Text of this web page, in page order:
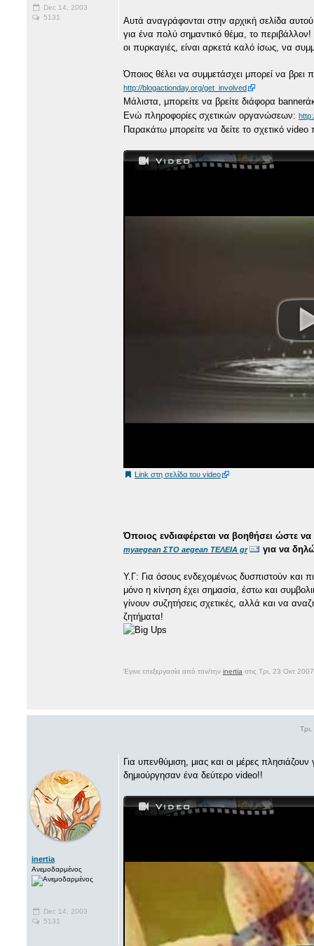
Dec 14, 2003
5131
Αυτά αναγράφονται στην αρχική σελίδα
για ένα πολύ σημαντικό θέμα, το
οι πυρκαγιές, είναι αρκετά καλό ίσως, να
Όποιος θέλει να συμμετάσχει μπορεί να βρει
http://blogactionday.org/get_involved
Μάλιστα, μπορείτε να βρείτε διάφορα
Ενώ πληροφορίες σχετικών οργανώσεων:
Παρακάτω μπορείτε να δείτε το σχετικό
Link στη σελίδα του video
Όποιος ενδιαφέρεται να βοηθήσει ώστε
myaegean ΣΤΟ aegean ΤΕΛΕΙΑ gr για να
Υ.Γ: Για όσους ενδεχομένως δυσπιστούν και
μόνο η κίνηση έχει σημασία, έστω και
γίνουν συζητήσεις σχετικές, αλλά και να
ζητήματα!
Έγινε επεξεργασία από τον/την inertia στις Τρι, 23 Οκτ
inertia
Ανεμοδαρμένος
Dec 14, 2003
5131
Για υπενθύμιση, μιας και οι μέρες
δημιούργησαν ένα δεύτερο video!!